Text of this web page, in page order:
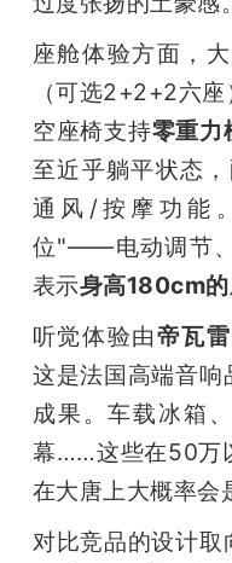
座舱体验方面，
（可选2+2+2六
空座椅支持零重力
至近乎躺平状态
通风/按摩功能
位"——电动调节
表示身高180cm
听觉体验由帝瓦
这是法国高端音
成果。车载冰箱
幕……这些在50万
在大唐上大概率会
对比竞品的设计取